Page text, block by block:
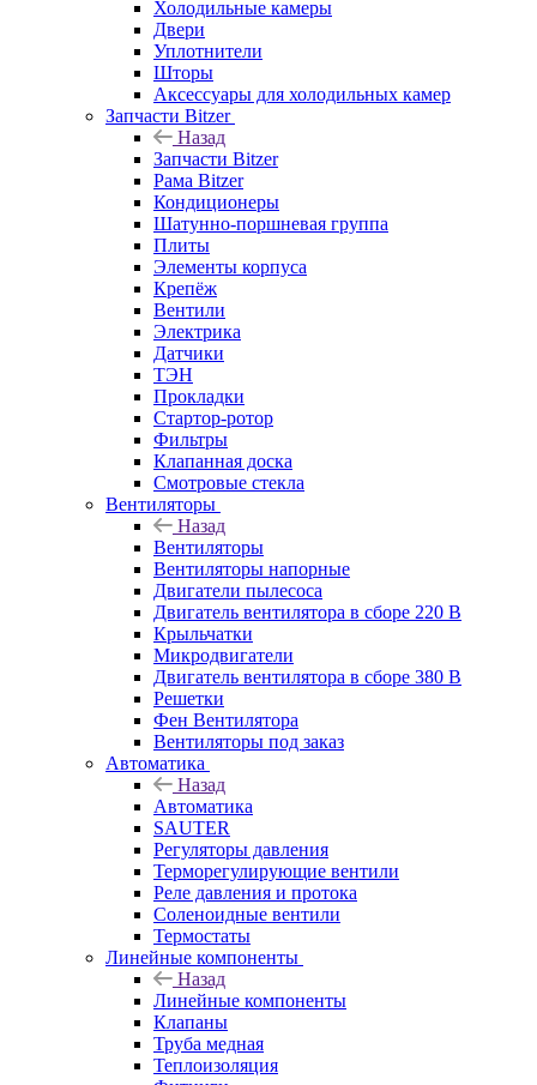
Холодильные камеры
Двери
Уплотнители
Шторы
Аксессуары для холодильных камер
Запчасти Bitzer
Назад
Запчасти Bitzer
Рама Bitzer
Кондиционеры
Шатунно-поршневая группа
Плиты
Элементы корпуса
Крепёж
Вентили
Электрика
Датчики
ТЭН
Прокладки
Стартор-ротор
Фильтры
Клапанная доска
Смотровые стекла
Вентиляторы
Назад
Вентиляторы
Вентиляторы напорные
Двигатели пылесоса
Двигатель вентилятора в сборе 220 В
Крыльчатки
Микродвигатели
Двигатель вентилятора в сборе 380 В
Решетки
Фен Вентилятора
Вентиляторы под заказ
Автоматика
Назад
Автоматика
SAUTER
Регуляторы давления
Терморегулирующие вентили
Реле давления и протока
Соленоидные вентили
Термостаты
Линейные компоненты
Назад
Линейные компоненты
Клапаны
Труба медная
Теплоизоляция